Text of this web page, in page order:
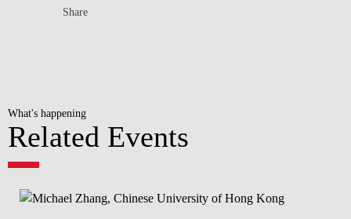
Share
What's happening
Related Events